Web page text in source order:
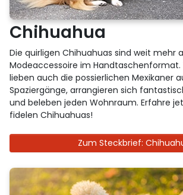
Chihuahua
Die quirligen Chihuahuas sind weit mehr
Modeaccessoire im Handtaschenformat.
lieben auch die possierlichen Mexikaner
Spaziergänge, arrangieren sich
und beleben jeden Wohnraum. Erfahre
fidelen Chihuahuas!
Zum Steckbrief: